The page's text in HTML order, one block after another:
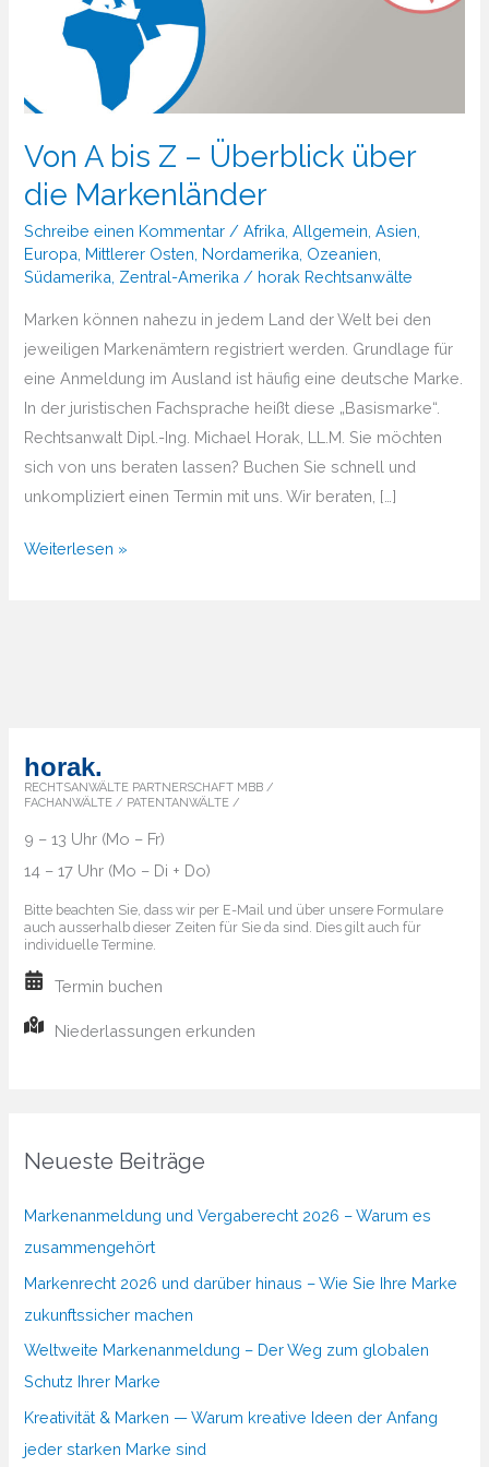
Von A bis Z – Überblick über
die Markenländer
Schreibe einen Kommentar /Afrika ,Allgemein ,Asien
Europa Mittlerer Osten Nordamerika Ozeanien
Südamerika Zentral-Amerika / horak Rechtsanwälte
Marken können nahezu in jedem Land der Welt bei den
jeweiligen Markenämtern registriert werden. Grundlage für
eine Anmeldung im Ausland ist häufig eine deutsche Marke.
In der juristischen Fachsprache heißt diese „Basismarke“.
Rechtsanwalt Dipl.-Ing. Michael Horak, LL.M. Sie möchten
sich von uns beraten lassen? Buchen Sie schnell und
unkompliziert einen Termin mit uns. Wir beraten, […]
Von
die
Markenländer
Weiterlesen »
horak.
RECHTSANWÄLTE PARTNERSCHAFT MBB /
FACHANWÄLTE / PATENTANWÄLTE /
9 – 13 Uhr (Mo – Fr)
14 – 17 Uhr (Mo – Di + Do)
Bitte beachten Sie, dass wir per E-Mail und über unsere Formulare
auch ausserhalb dieser Zeiten für Sie da sind. Dies gilt auch für
individuelle Termine.
Termin buchen
Niederlassungen erkunden
Neueste Beiträge
Markenanmeldung und Vergaberecht 2026 – Warum es
zusammengehört
Markenrecht 2026 und darüber hinaus – Wie Sie Ihre Marke
zukunftssicher machen
Weltweite Markenanmeldung – Der Weg zum globalen
Schutz Ihrer Marke
Kreativität & Marken — Warum kreative Ideen der Anfang
jeder starken Marke sind